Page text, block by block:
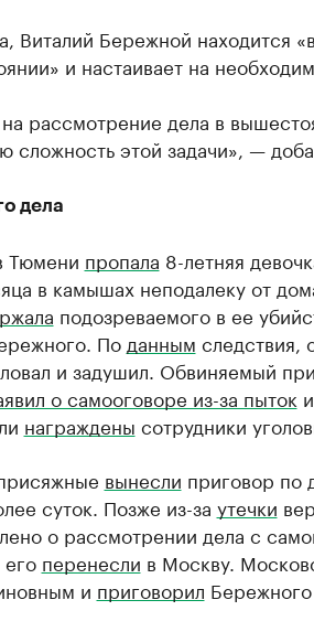
Виталий Бережной находится
и настаивает на
рассмотрение дела в
сложность этой задачи», —
дела
Тюмени пропала 8-летняя
в камышах неподалеку от
подозреваемого в ее
По данным следствия,
и задушил. Обвиняемый
о самооговоре из-за пыток
награждены сотрудники
вынесли приговор по
суток. Позже из-за утечки
о рассмотрении дела с
перенесли в Москву.
и приговорил